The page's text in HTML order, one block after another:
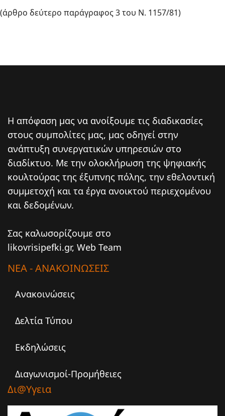
(άρθρο δεύτερο παράγραφος 3 του Ν. 1157/81)
Η απόφαση μας να ανοίξουμε τις διαδικασίες
στους συμπολίτες μας, μας οδηγεί στην
ανάπτυξη συνεργατικών υπηρεσιών στο
διαδίκτυο. Mε την ολοκλήρωση της ψηφιακής
κουλτούρας της έξυπνης πόλης, την εθελοντική
συμμετοχή και τα έργα ανοικτού περιεχομένου
και δεδομένων.
Σας καλωσορίζουμε στο
likovrisipefki.gr, Web Team
ΝΕΑ - ΑΝΑΚΟΙΝΩΣΕΙΣ
Ανακοινώσεις
Δελτία Τύπου
Εκδηλώσεις
Διαγωνισμοί-Προμήθειες
Δι@υγεια